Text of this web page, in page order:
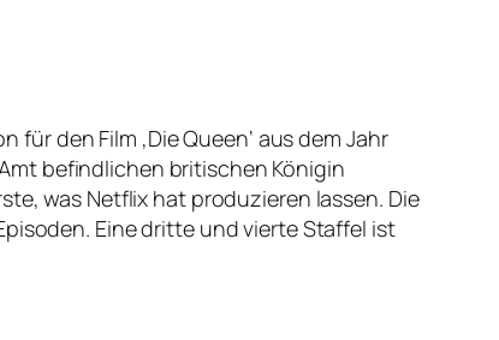
den Film ‚Die Queen‘ aus dem Jahr
befindlichen britischen Königin
was Netflix hat produzieren lassen. Die
Eine dritte und vierte Staffel ist